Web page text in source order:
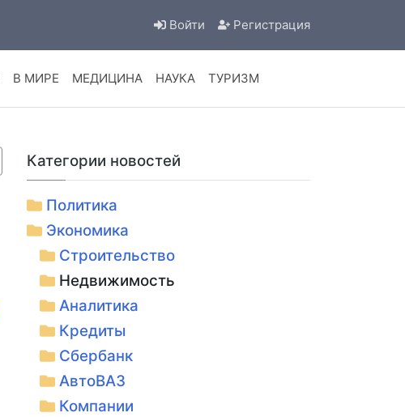
Войти Регистрация
В МИРЕ МЕДИЦИНА НАУКА ТУРИЗМ
Категории новостей
Политика
Экономика
Строительство
Недвижимость
Аналитика
Кредиты
Сбербанк
АвтоВАЗ
Компании